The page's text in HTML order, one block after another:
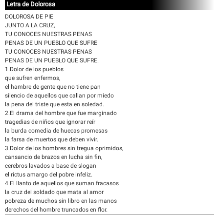
Letra de Dolorosa
DOLOROSA DE PIE
JUNTO A LA CRUZ,
TU CONOCES NUESTRAS PENAS
PENAS DE UN PUEBLO QUE SUFRE
TU CONOCES NUESTRAS PENAS
PENAS DE UN PUEBLO QUE SUFRE.
1.Dolor de los pueblos
que sufren enfermos,
el hambre de gente que no tiene pan
silencio de aquellos que callan por miedo
la pena del triste que esta en soledad.
2.El drama del hombre que fue marginado
tragedias de niños que ignorar reír
la burda comedia de huecas promesas
la farsa de muertos que deben vivir.
3.Dolor de los hombres sin tregua oprimidos,
cansancio de brazos en lucha sin fin,
cerebros lavados a base de slogan
el rictus amargo del pobre infeliz.
4.El llanto de aquellos que suman fracasos
la cruz del soldado que mata al amor
pobreza de muchos sin libro en las manos
derechos del hombre truncados en flor.